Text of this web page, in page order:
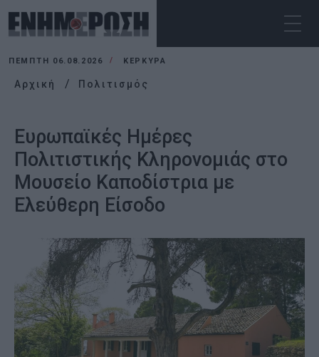
ΠΈΜΠΤΗ 06.08.2026 ΚΕΡΚΥΡΑ
Αρχική Πολιτισμός
Ευρωπαϊκές Ημέρες
Πολιτιστικής Κληρονομιάς στο
Μουσείο Καποδίστρια με
Eλεύθερη Eίσοδο